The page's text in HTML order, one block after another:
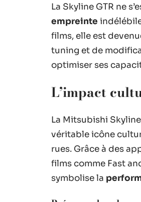
La Skyline GTR ne
empreinte
films, elle est
tuning et de
optimiser ses
L’impact
La Mitsubishi
véritable icône
rues. Grâce à des
films comme Fast
symbolise la